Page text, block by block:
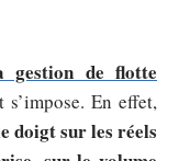
gestion de flotte
En effet,
doigt sur les réels